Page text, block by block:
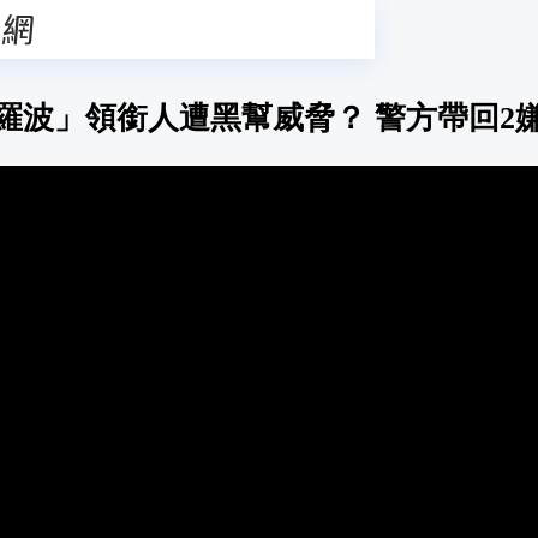
波」領銜人遭黑幫威脅？ 警方帶回2